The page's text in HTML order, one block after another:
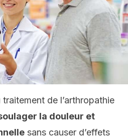
de l’arthropathie
la douleur et
sans causer d’effets